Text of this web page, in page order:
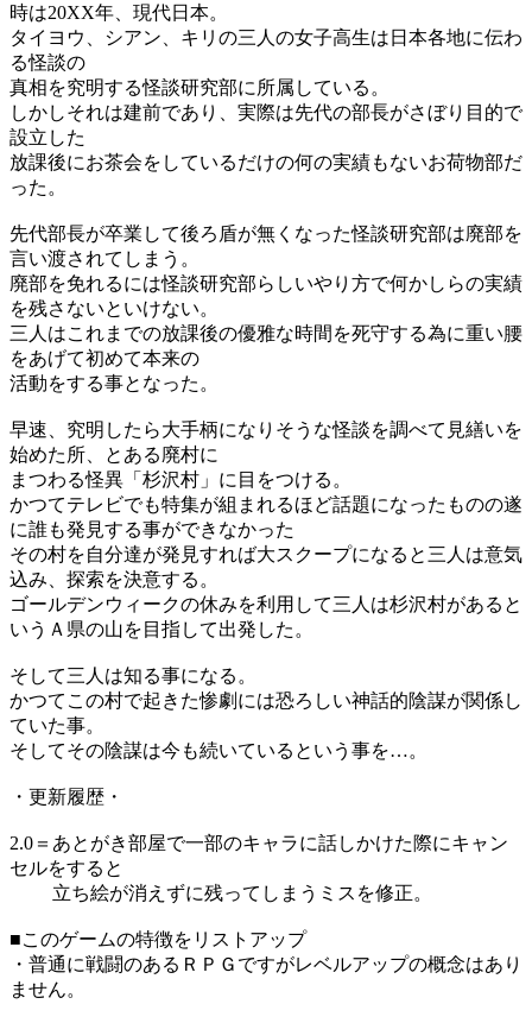
時は20XX年、現代日本。
タイヨウ、シアン、キリの三人の女子高生は日本各地に伝わ
る怪談の
真相を究明する怪談研究部に所属している。
しかしそれは建前であり、実際は先代の部長がさぼり目的で
設立した
放課後にお茶会をしているだけの何の実績もないお荷物部だ
った。
先代部長が卒業して後ろ盾が無くなった怪談研究部は廃部を
言い渡されてしまう。
廃部を免れるには怪談研究部らしいやり方で何かしらの実績
を残さないといけない。
三人はこれまでの放課後の優雅な時間を死守する為に重い腰
をあげて初めて本来の
活動をする事となった。
早速、究明したら大手柄になりそうな怪談を調べて見繕いを
始めた所、とある廃村に
まつわる怪異「杉沢村」に目をつける。
かつてテレビでも特集が組まれるほど話題になったものの遂
に誰も発見する事ができなかった
その村を自分達が発見すれば大スクープになると三人は意気
込み、探索を決意する。
ゴールデンウィークの休みを利用して三人は杉沢村があると
いうＡ県の山を目指して出発した。
そして三人は知る事になる。
かつてこの村で起きた惨劇には恐ろしい神話的陰謀が関係し
ていた事。
そしてその陰謀は今も続いているという事を…。
・更新履歴・
2.0＝あとがき部屋で一部のキャラに話しかけた際にキャン
セルをすると
立ち絵が消えずに残ってしまうミスを修正。
■このゲームの特徴をリストアップ
・普通に戦闘のあるＲＰＧですがレベルアップの概念はあり
ません。